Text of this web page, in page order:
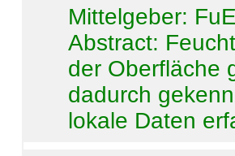
Mittelgeber:
Abstract:
der Oberfläche
dadurch
lokale Daten